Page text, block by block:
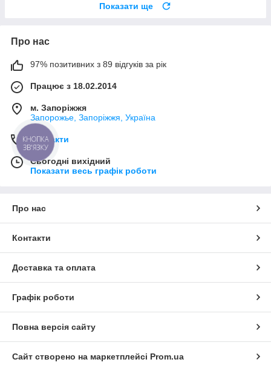
Показати ще
Про нас
97% позитивних з 89 відгуків за рік
Працює з 18.02.2014
м. Запоріжжя
Запорожье, Запоріжжя, Україна
Контакти
Сьогодні вихідний
Показати весь графік роботи
Про нас
Контакти
Доставка та оплата
Графік роботи
Повна версія сайту
Сайт створено на маркетплейсі Prom.ua
КНОПКА
ЗВ'ЯЗКУ